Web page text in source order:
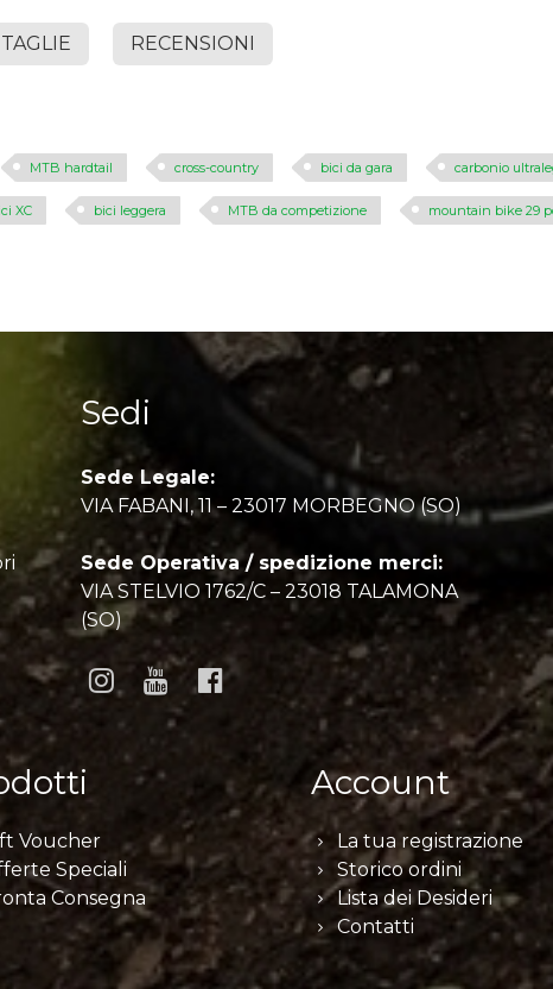
RECENSIONI
MTB hardtail cross-country bici da gara carbonio
XC bici leggera MTB da competizione mountain bike 29
Sedi
Sede Legale:
VIA FABANI, 11 – 23017 MORBEGNO (SO)
Sede Operativa / spedizione merci:
VIA STELVIO 1762/C – 23018 TALAMONA
(SO)
Voucher
Speciali
Consegna
Account
La tua registrazione
Storico ordini
Lista dei Desideri
Contatti